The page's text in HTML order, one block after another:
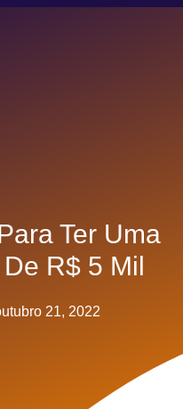
Ter Uma
R$ 5 Mil
21, 2022